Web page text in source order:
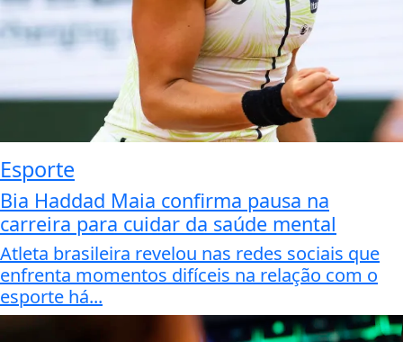
Esporte
Bia Haddad Maia confirma pausa na
carreira para cuidar da saúde mental
Atleta brasileira revelou nas redes sociais que
enfrenta momentos difíceis na relação com o
esporte há...